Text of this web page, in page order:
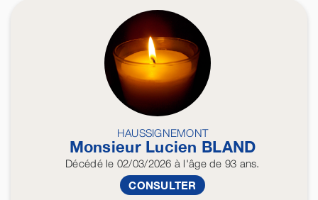
HAUSSIGNEMONT
Monsieur Lucien BLAND
Décédéle 02/03/2026 à l'âge de 93 ans.
CONSULTER